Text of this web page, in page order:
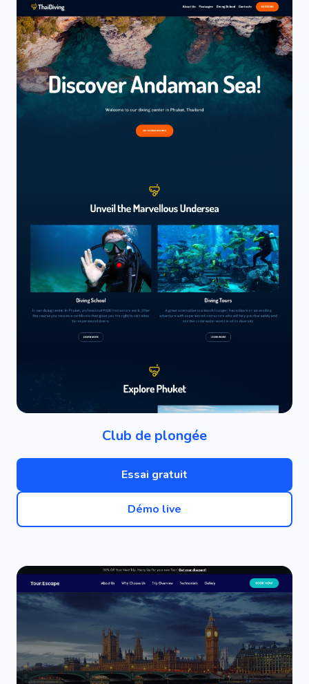
Club de plongée
Essai gratuit
Démo live